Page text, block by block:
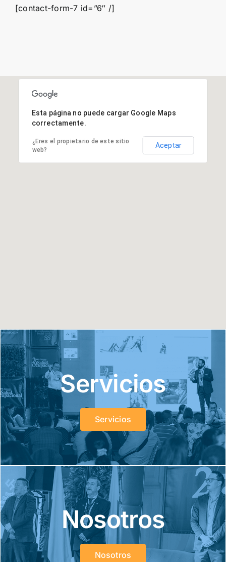
[contact-form-7 id=”6″ /]
Esta página no puede cargar Google Maps
correctamente.
¿Eres el propietario de este sitio
web?
Aceptar
Servicios
Servicios
Nosotros
Nosotros